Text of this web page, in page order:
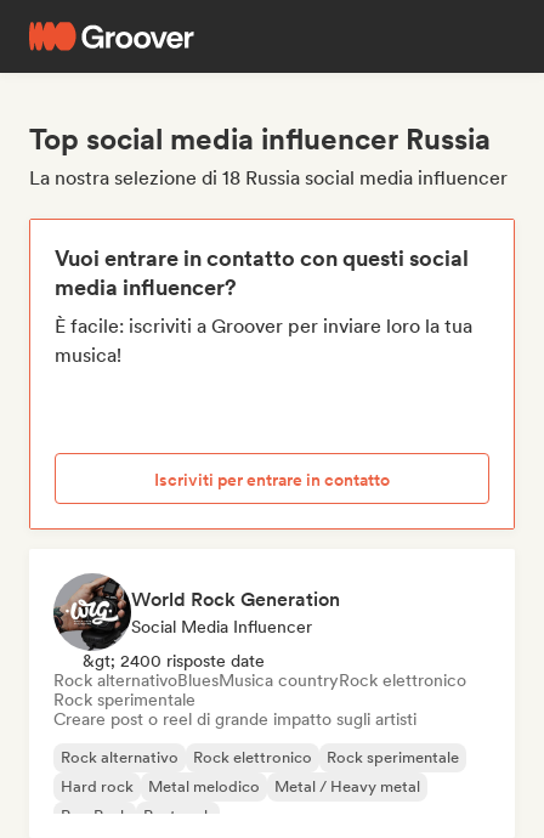
Top social media influencer Russia
La nostra selezione di 18 Russia social media influencer
Vuoi entrare in contatto con questi social
media influencer?
È facile: iscriviti a Groover per inviare loro la tua
musica!
Iscriviti per entrare in contatto
World Rock Generation
Social Media Influencer
&gt; 2400 risposte date
Rock alternativoBluesMusica countryRock elettronico
Rock sperimentale
Creare post o reel di grande impatto sugli artisti
Rock alternativo Rock elettronico
Rock sperimentale
Hard rock
Metal melodico
Metal / Heavy metal
Pop Punk
Post rock